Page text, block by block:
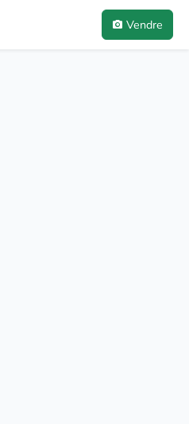
Vendre